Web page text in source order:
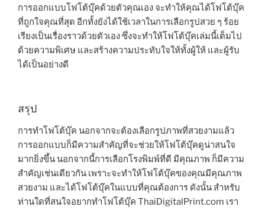
การออกแบบโฟโต้บุ๊คด้วยตัวคุณเอง จะทำให้คุณได้โฟโต้บุ๊ค
ที่ถูกใจคุณที่สุด อีกทั้งยังได้ใช้เวลาในการเลือกรูปสวย ๆ ร้อย
เรียงเป็นเรื่องราวด้วยตัวเอง ซึ่งจะทำให้โฟโต้บุ๊คเล่มนี้เต็มไป
ด้วยความพิเศษ และสร้างความประทับใจให้ทั้งผู้ให้ และผู้รับ
ได้เป็นอย่างดี
สรุป
การทำโฟโต้บุ๊ค นอกจากจะต้องเลือกรูปภาพที่สวยงามแล้ว
การออกแบบก็มีความสำคัญที่จะช่วยให้โฟโต้บุ๊คดูน่าสนใจ
มากยิ่งขึ้น นอกจากนี้การเลือกโรงพิมพ์ที่ดี มีคุณภาพ ก็มีความ
สำคัญเช่นเดียวกัน เพราะจะทำให้โฟโต้บุ๊คของคุณมีคุณภาพ
สวยงาม และได้โฟโต้บุ๊คในแบบที่คุณต้องการ ดังนั้น สำหรับ
ท่านใดที่สนใจอยากทำโฟโต้บุ๊ค ThaiDigitalPrint.com เรา